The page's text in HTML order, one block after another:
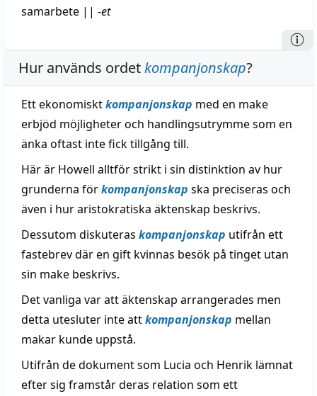
samarbete || -et
Hur används ordetkompanjonskap?
Ett ekonomisktkompanjonskap med en make
erbjöd möjligheter och handlingsutrymme som en
änka oftast inte fick tillgång till.
Här är Howell alltför strikt i sin distinktion av hur
grunderna förkompanjonskap ska preciseras och
även i hur aristokratiska äktenskap beskrivs.
Dessutom diskuteras kompanjonskap utifrån ett
fastebrev där en gift kvinnas besök på tinget utan
sin make beskrivs.
Det vanliga var att äktenskap arrangerades men
detta utesluter inte attkompanjonskap mellan
makar kunde uppstå.
Utifrån de dokument som Lucia och Henrik lämnat
efter sig framstår deras relation som ett